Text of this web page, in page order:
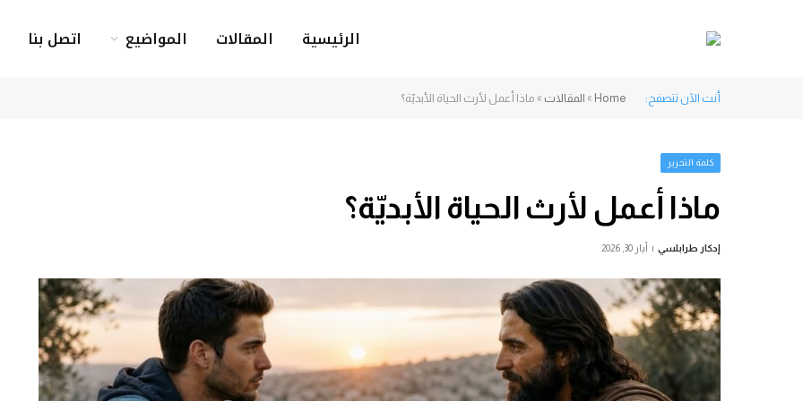
الرئيسية المقالات المواضيع اتصل بنا
أنت الآن تتصفح: Home
» المقالات » ماذا أعمل لأرث الحياة الأبديّة؟
كلمة التحرير
ماذا أعمل لأرث الحياة الأبديّة؟
إدكار طرابلسي أيار 30, 2026